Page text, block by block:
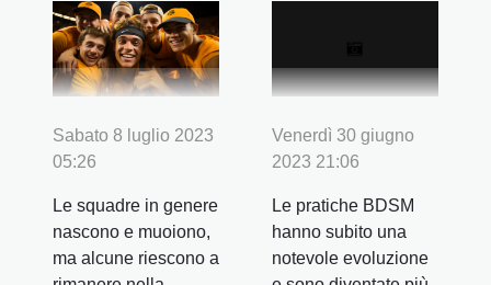
Sabato 8 luglio 2023
05:26
Le squadre in genere
nascono e muoiono,
ma alcune riescono a
Venerdì 30 giugno
2023 21:06
Le pratiche BDSM
hanno subito una
notevole evoluzione